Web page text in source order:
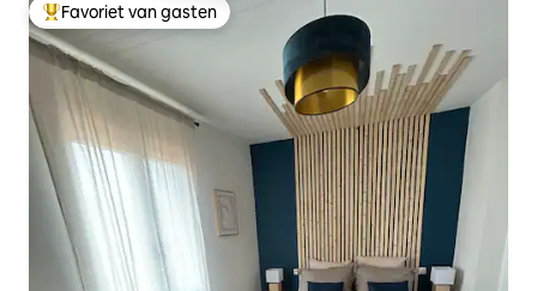
Topfavoriet van gasten
Favoriet van gasten